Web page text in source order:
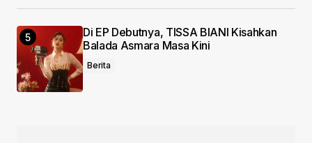
Di EP Debutnya, TISSA BIANI Kisahkan
Balada Asmara Masa Kini
Berita